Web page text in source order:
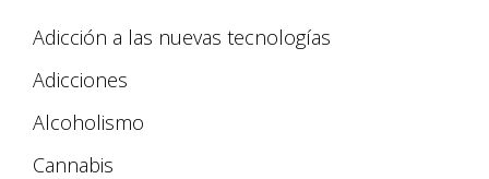
Adicción a las nuevas tecnologías
Adicciones
Alcoholismo
Cannabis